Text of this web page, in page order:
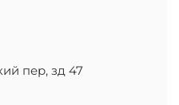
пер, зд 47